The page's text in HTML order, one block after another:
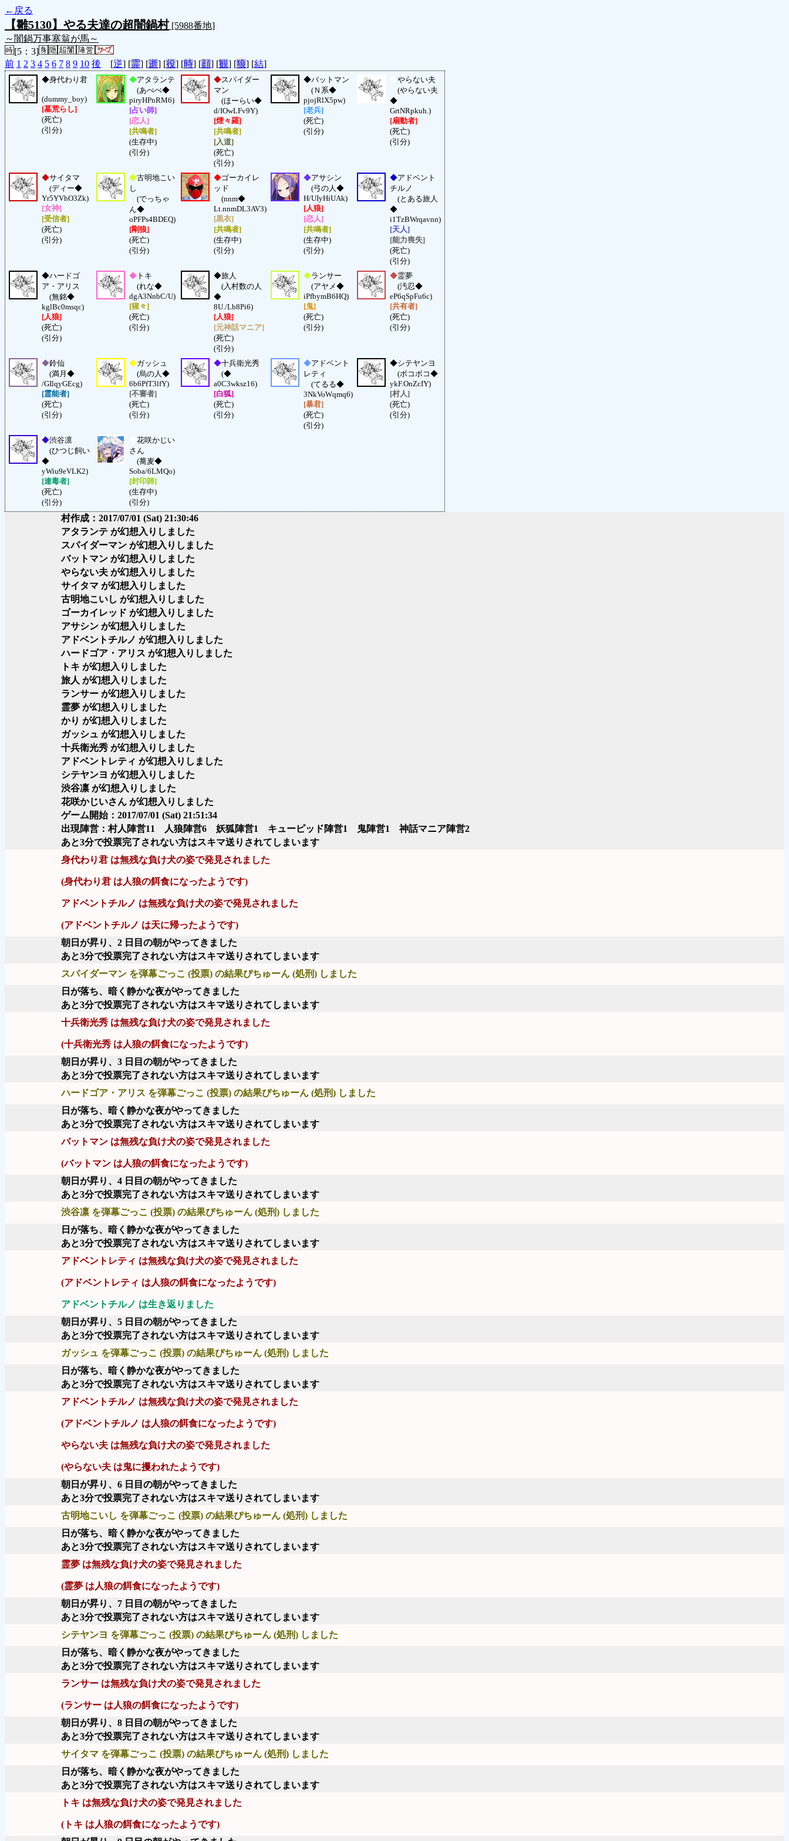
←戻る
【雛5130】やる夫達の超闇鍋村[5988番地]
～闇鍋万事塞翁が馬～
[5：3]
前 1 2 3 4 5 6 7 8 9 10 後 [逆] [霊] [逝] [役] [時] [顔] [観] [狼] [結]
◆身代わり君
(dummy_boy)
[墓荒らし]
(死亡)
(引分)
◆アタランテ
(あべべ◆
piryHPnRM6)
[占い師]
[恋人]
[共鳴者]
(生存中)
(引分)
◆スパイダー
マン
(ほーらい◆
d/IOwLFv9Y)
[煙々羅]
[共鳴者]
[入道]
(死亡)
(引分)
◆バットマン
(Ｎ系◆
pjojRlX5pw)
[老兵]
(死亡)
(引分)
やらない夫
(やらない夫
◆
GrtNRpkuh.)
[扇動者]
(死亡)
(引分)
◆サイタマ
(ディー◆
Yr5YVhO3Zk)
[女神]
[受信者]
(死亡)
(引分)
◆古明地こい
し
(でっちゃ
ん◆
oPFPs4BDEQ)
[剛狼]
(死亡)
(引分)
◆ゴーカイレ
ッド
(nnm◆
Lt.nnmDL3AV3)
[黒衣]
[共鳴者]
(生存中)
(引分)
◆アサシン
(弓の人◆
H/UIyHiUAk)
[人狼]
[恋人]
[共鳴者]
(生存中)
(引分)
◆アドベント
チルノ
(とある旅人
◆
i1TzBWrqavnn)
[天人]
[能力喪失]
(死亡)
(引分)
◆ハードゴ
ア・アリス
(無銘◆
kglBc0msqc)
[人狼]
(死亡)
(引分)
◆ トキ
(れな◆
dgA3NnbC/U)
[猩々]
(死亡)
(引分)
◆旅人
(入村数の人
◆
8U./Lb8Pi6)
[人狼]
[元神話マニア]
(死亡)
(引分)
◆ランサー
(アヤメ◆
iPfbymB6HQ)
[鬼]
(死亡)
(引分)
◆霊夢
(汚忍◆
eP6qSpFu6c)
[共有者]
(死亡)
(引分)
◆鈴仙
(満月◆
/GIlqyGEcg)
[霊能者]
(死亡)
(引分)
◆ガッシュ
(烏の人◆
6b6PfT3lfY)
[不審者]
(死亡)
(引分)
◆十兵衛光秀
(◆
a0C3wksz16)
[白狐]
(死亡)
(引分)
◆アドベント
レティ
(てるる◆
3NkVoWqmq6)
[暴君]
(死亡)
(引分)
◆シテヤンヨ
(ボコボコ◆
ykF.OnZcIY)
[村人]
(死亡)
(引分)
◆渋谷凛
(ひつじ飼い
◆
yWiu9eVLK2)
[連毒者]
(死亡)
(引分)
花咲かじい
さん
(蕎麦◆
Soba/6LMQo)
[封印師]
(生存中)
(引分)
村作成：2017/07/01 (Sat) 21:30:46
アタランテ が幻想入りしました
スパイダーマン が幻想入りしました
バットマン が幻想入りしました
やらない夫 が幻想入りしました
サイタマ が幻想入りしました
古明地こいし が幻想入りしました
ゴーカイレッド が幻想入りしました
アサシン が幻想入りしました
アドベントチルノ が幻想入りしました
ハードゴア・アリス が幻想入りしました
トキ が幻想入りしました
旅人 が幻想入りしました
ランサー が幻想入りしました
霊夢 が幻想入りしました
かり が幻想入りしました
ガッシュ が幻想入りしました
十兵衛光秀 が幻想入りしました
アドベントレティ が幻想入りしました
シテヤンヨ が幻想入りしました
渋谷凛 が幻想入りしました
花咲かじいさん が幻想入りしました
ゲーム開始：2017/07/01 (Sat) 21:51:34
出現陣営：村人陣営11 人狼陣営6 妖狐陣営1 キューピッド陣営1 鬼陣営1 神話マニア陣営2
あと3分で投票完了されない方はスキマ送りされてしまいます
身代わり君 は無残な負け犬の姿で発見されました
(身代わり君 は人狼の餌食になったようです)
アドベントチルノ は無残な負け犬の姿で発見されました
(アドベントチルノ は天に帰ったようです)
朝日が昇り、2 日目の朝がやってきました
あと3分で投票完了されない方はスキマ送りされてしまいます
スパイダーマン を弾幕ごっこ (投票) の結果ぴちゅーん (処刑) しました
日が落ち、暗く静かな夜がやってきました
あと3分で投票完了されない方はスキマ送りされてしまいます
十兵衛光秀 は無残な負け犬の姿で発見されました
(十兵衛光秀 は人狼の餌食になったようです)
朝日が昇り、3 日目の朝がやってきました
あと3分で投票完了されない方はスキマ送りされてしまいます
ハードゴア・アリス を弾幕ごっこ (投票) の結果ぴちゅーん (処刑) しました
日が落ち、暗く静かな夜がやってきました
あと3分で投票完了されない方はスキマ送りされてしまいます
バットマン は無残な負け犬の姿で発見されました
(バットマン は人狼の餌食になったようです)
朝日が昇り、4 日目の朝がやってきました
あと3分で投票完了されない方はスキマ送りされてしまいます
渋谷凛 を弾幕ごっこ (投票) の結果ぴちゅーん (処刑) しました
日が落ち、暗く静かな夜がやってきました
あと3分で投票完了されない方はスキマ送りされてしまいます
アドベントレティ は無残な負け犬の姿で発見されました
(アドベントレティ は人狼の餌食になったようです)
アドベントチルノ は生き返りました
朝日が昇り、5 日目の朝がやってきました
あと3分で投票完了されない方はスキマ送りされてしまいます
ガッシュ を弾幕ごっこ (投票) の結果ぴちゅーん (処刑) しました
日が落ち、暗く静かな夜がやってきました
あと3分で投票完了されない方はスキマ送りされてしまいます
アドベントチルノ は無残な負け犬の姿で発見されました
(アドベントチルノ は人狼の餌食になったようです)
やらない夫 は無残な負け犬の姿で発見されました
(やらない夫 は鬼に攫われたようです)
朝日が昇り、6 日目の朝がやってきました
あと3分で投票完了されない方はスキマ送りされてしまいます
古明地こいし を弾幕ごっこ (投票) の結果ぴちゅーん (処刑) しました
日が落ち、暗く静かな夜がやってきました
あと3分で投票完了されない方はスキマ送りされてしまいます
霊夢 は無残な負け犬の姿で発見されました
(霊夢 は人狼の餌食になったようです)
朝日が昇り、7 日目の朝がやってきました
あと3分で投票完了されない方はスキマ送りされてしまいます
シテヤンヨ を弾幕ごっこ (投票) の結果ぴちゅーん (処刑) しました
日が落ち、暗く静かな夜がやってきました
あと3分で投票完了されない方はスキマ送りされてしまいます
ランサー は無残な負け犬の姿で発見されました
(ランサー は人狼の餌食になったようです)
朝日が昇り、8 日目の朝がやってきました
あと3分で投票完了されない方はスキマ送りされてしまいます
サイタマ を弾幕ごっこ (投票) の結果ぴちゅーん (処刑) しました
日が落ち、暗く静かな夜がやってきました
あと3分で投票完了されない方はスキマ送りされてしまいます
トキ は無残な負け犬の姿で発見されました
(トキ は人狼の餌食になったようです)